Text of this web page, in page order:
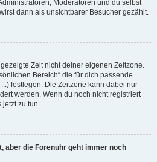
Moderatoren und du selbst
dann als unsichtbarer Besucher gezählt.
Zeit nicht deiner eigenen Zeitzone.
Bereich“ die für dich passende
festlegen. Die Zeitzone kann dabei nur
werden. Wenn du noch nicht registriert
jetzt zu tun.
aber die Forenuhr geht immer noch